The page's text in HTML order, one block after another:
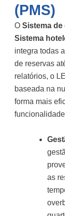
(PMS)
O Sistema de
Sistema
integra todas
de reservas
relatórios, o
baseada na
forma mais
as